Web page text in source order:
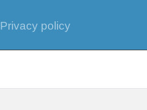
Privacy policy